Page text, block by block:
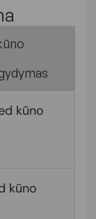
kūno
kūno